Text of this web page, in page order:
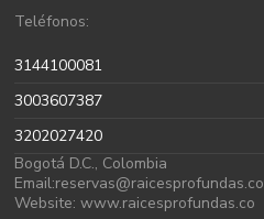
Teléfonos:
3144100081
3003607387
3202027420
Bogotá D.C., Colombia
Email:reservas@raicesprofundas.co
Website: www.raicesprofundas.co